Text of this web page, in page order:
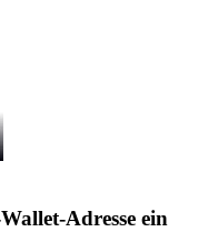
Adresse ein